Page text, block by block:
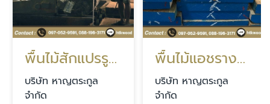
พื้นไม้สักแปรรูปราคาส่ง นนทบุรี
บริษัท หาญตระกูล
จำกัด
พื้นไม้แอชรางลิ้นขนาดตามสั่ง นนทบุรี
บริษัท หาญตระกูล
จำกัด